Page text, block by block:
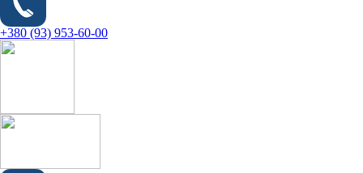
+380 (93) 953-60-00